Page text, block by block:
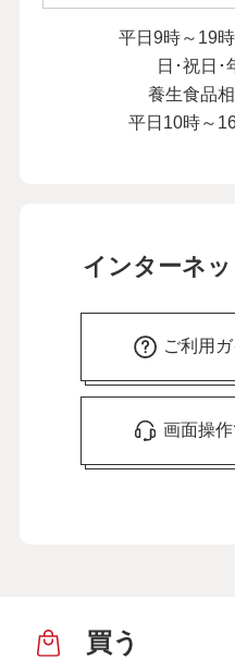
平日9時～19
日･祝日･
養生食品
平日10時～
インターネ
ご利用
画面操
買う